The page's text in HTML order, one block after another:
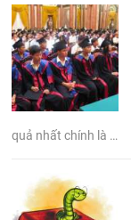
quả nhất chính là …